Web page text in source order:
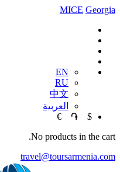
MICE Georgia
EN
RU
中文
العربية
$
֏
€
No products in the cart.
travel@toursarmenia.com